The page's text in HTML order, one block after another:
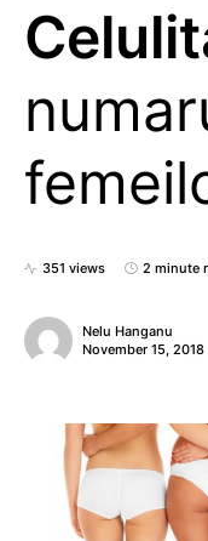
351 views 2 minute
Nelu Hanganu
November 15, 2018